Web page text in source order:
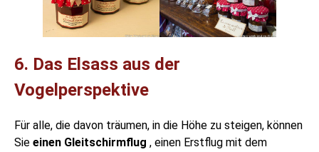
6. Das Elsass aus der
Vogelperspektive
Für alle, die davon träumen, in die Höhe zu steigen, können
Sie einen Gleitschirmflug , einen Erstflug mit dem